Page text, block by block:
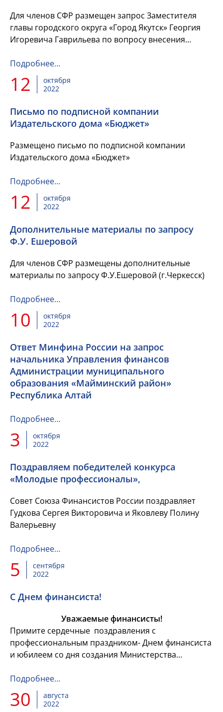
Для членов СФР размещен запрос Заместителя
главы городского округа «Город Якутск» Георгия
Игоревича Гаврильева по вопросу внесения
кодекса Российской Фед...
Подробнее…
12
октября
2022
Письмо по подписной компании
Издательского дома «Бюджет»
Размещено письмо по подписной компании
Издательского дома «Бюджет»
Подробнее…
12
октября
2022
Дополнительные материалы по запросу
Ф.У. Ешеровой
Для членов СФР размещены дополнительные
материалы по запросу Ф.У.Ешеровой (г.Черкесск)
Подробнее…
10
октября
2022
Ответ Минфина России на запрос
начальника Управления финансов
Администрации муниципального
образования «Майминский район»
Республика Алтай
Подробнее…
3
октября
2022
Поздравляем победителей конкурса
«Молодые профессионалы»,
Совет Союза Финансистов России поздравляет
Гудкова Сергея Викторовича и Яковлеву Полину
Валерьевну
Подробнее…
5
сентября
2022
C Днем финансиста!
Уважаемые финансисты!
Примите сердечные поздравления с
профессиональным праздником- Днем финансиста
и юбилеем со дня создания Министерства
Подробнее…
30
августа
2022